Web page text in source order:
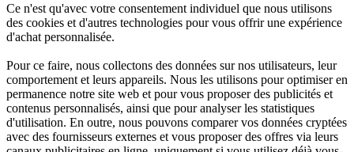
Ce n'est qu'avec votre consentement individuel que nous utilisons
des cookies et d'autres technologies pour vous offrir une expérience
d'achat personnalisée.
Pour ce faire, nous collectons des données sur nos utilisateurs, leur
comportement et leurs appareils. Nous les utilisons pour optimiser en
permanence notre site web et pour vous proposer des publicités et
contenus personnalisés, ainsi que pour analyser les statistiques
d'utilisation. En outre, nous pouvons comparer vos données cryptées
avec des fournisseurs externes et vous proposer des offres via leurs